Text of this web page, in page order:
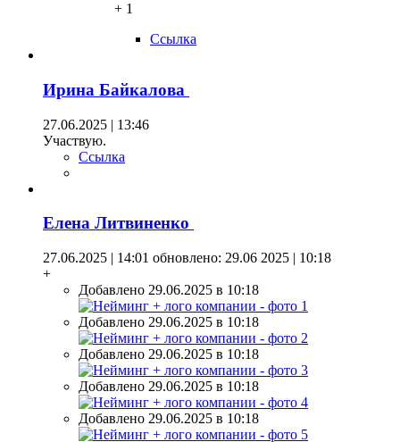
+ 1
Ссылка
Ирина Байкалова
27.06.2025 | 13:46
Участвую.
Ссылка
Елена Литвиненко
27.06.2025 | 14:01 обновлено: 29.06 2025 | 10:18
+
Добавлено 29.06.2025 в 10:18
Добавлено 29.06.2025 в 10:18
Добавлено 29.06.2025 в 10:18
Добавлено 29.06.2025 в 10:18
Добавлено 29.06.2025 в 10:18